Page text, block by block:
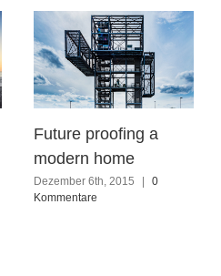
Future proofing a
modern home
Dezember 6th, 2015
0
Kommentare